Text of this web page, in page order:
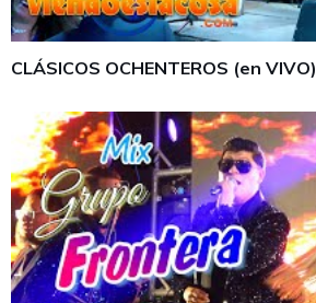
CLÁSICOS OCHENTEROS (en VIVO)